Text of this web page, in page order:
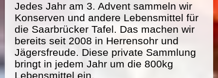
Jedes Jahr am 3. Advent sammeln wir
Konserven und andere Lebensmittel für
die Saarbrücker Tafel. Das machen wir
bereits seit 2008 in Herrensohr und
Jägersfreude. Diese private Sammlung
bringt in jedem Jahr um die 800kg
Lebensmittel ein.